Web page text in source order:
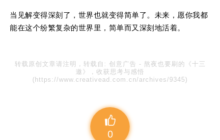
当见解变得深刻了，世界也就变得简单了。未来，愿你我都
能在这个纷繁复杂的世界里，简单而又深刻地活着。
转载原创文章请注明，转载自: 创意广告 - 熬夜也要刷的《十三
邀》，收获思考与感悟
(https://www.creativead.com.cn/archives/9345)
0